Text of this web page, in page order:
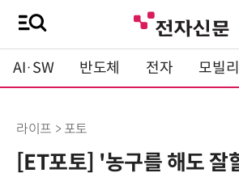
AI·SW 반도체 전자 모빌리
라이프 > 포토
[ET포토] '농구를 해도 잘